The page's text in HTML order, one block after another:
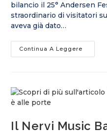
bilancio il 25° Andersen
straordinario di visitatori
aveva già dato…
Continua A Leggere
Il Nervi Music